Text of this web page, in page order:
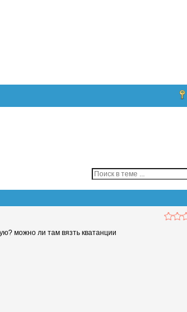
можно ли там вязть кватанции